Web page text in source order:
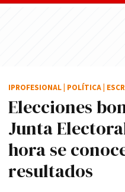
Elecciones
Junta
hora se
resultados
IPROFESIONAL POLÍTICA